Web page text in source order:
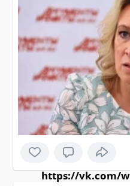
https://vk.com/